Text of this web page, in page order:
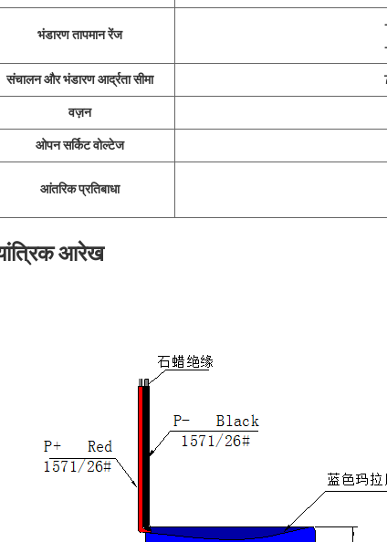
भंडारण तापमान रेंज
संचालन और भंडारण आर्द्रता सीमा
वज़न
ओपन सर्किट वोल्टेज
आंतरिक प्रतिबाधा
आरेख